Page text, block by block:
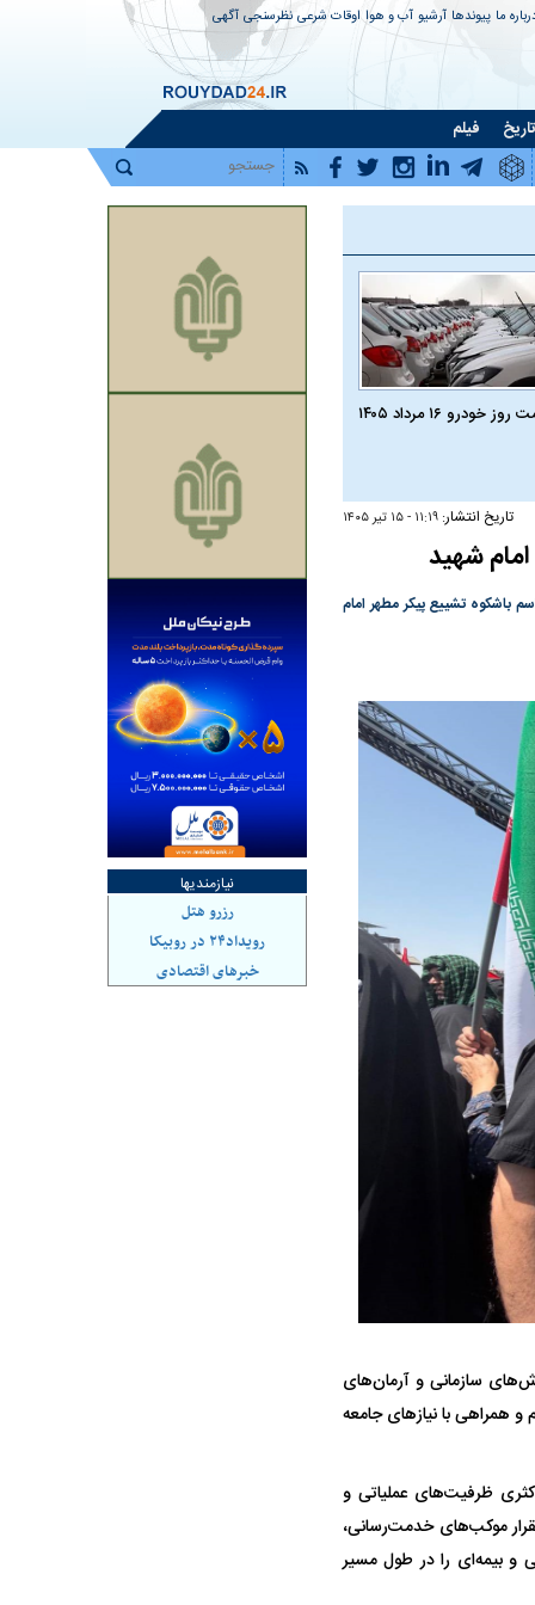
ما پیوندها آرشیو آب و هوا اوقات شرعی نظرسنجی آگهی
تاریخ فیلم
خودرو ۱۶ مرداد ۱۴۰۵
تاریخ انتشار: ۱۱:۱۹ - ۱۵ تير ۱۴۰۵
شهید
باشکوه تشییع پیکر مطهر امام
سازمانی و آرمان‌های
همراهی با نیاز‌های جامعه
ظرفیت‌های عملیاتی و
موکب‌های خدمت‌رسانی،
و بیمه‌ای را در طول مسیر
و فقدان
باید توسط فروشنده
چرا رویای آمریکایی سرنگونی رژیم و
نابودی محور مقاومت تعبیر نشد؟ | پشت
پرده تجارت پهپاد‌ ۱۵۰۰ دلاری که
واشنگتن را زمین زد
شاخص کل و
بورس تهران رکورد شکست
| پهپاد انتحاری
نیازمندیها
رزرو هتل
رویداد۲۴ در روبیکا
خبرهای اقتصادی